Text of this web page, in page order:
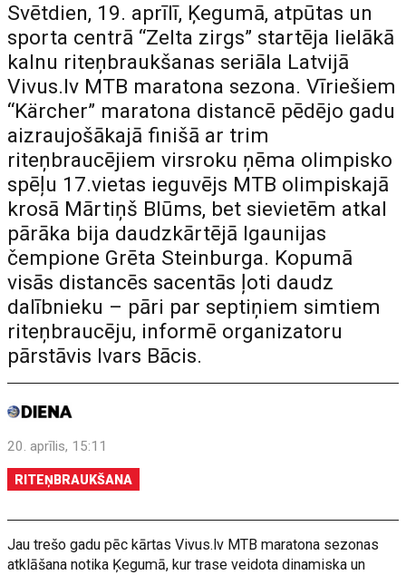
Svētdien, 19. aprīlī, Ķegumā, atpūtas un
sporta centrā “Zelta zirgs” startēja lielākā
kalnu riteņbraukšanas seriāla Latvijā
Vivus.lv MTB maratona sezona. Vīriešiem
“Kärcher” maratona distancē pēdējo gadu
aizraujošākajā finišā ar trim
riteņbraucējiem virsroku ņēma olimpisko
spēļu 17.vietas ieguvējs MTB olimpiskajā
krosā Mārtiņš Blūms, bet sievietēm atkal
pārāka bija daudzkārtējā Igaunijas
čempione Grēta Steinburga. Kopumā
visās distancēs sacentās ļoti daudz
dalībnieku – pāri par septiņiem simtiem
riteņbraucēju, informē organizatoru
pārstāvis Ivars Bācis.
20. aprīlis, 15:11
RITEŅBRAUKŠANA
Jau trešo gadu pēc kārtas Vivus.lv MTB maratona sezonas
atklāšana notika Ķegumā, kur trase veidota dinamiska un